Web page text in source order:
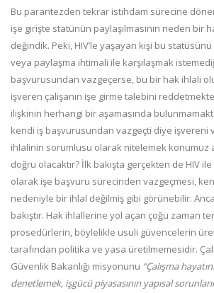
Bu parantezden tekrar istihdam sürecine
işe girişte statünün paylaşılmasının neden bir
değindik. Peki, HIV’le yaşayan kişi bu
veya paylaşma ihtimali ile karşılaşmak
başvurusundan vazgeçerse, bu bir hak ihlali
işveren çalışanın işe girme talebini
ilişkinin herhangi bir aşamasında
kendi iş başvurusundan vazgeçti diye işvereni
ihlalinin sorumlusu olarak nitelemek konumuz
doğru olacaktır? İlk bakışta gerçekten de HIV
olarak işe başvuru sürecinden vazgeçmesi,
nedeniyle bir ihlal değilmiş gibi görünebilir.
bakıştır. Hak ihlallerine yol açan çoğu zaman
prosedürlerin, böylelikle usuli güvencelerin
tarafından politika ve yasa üretilmemesidir.
Güvenlik Bakanlığı misyonunu “Çalışma
denetlemek, işgücü piyasasının yapısal